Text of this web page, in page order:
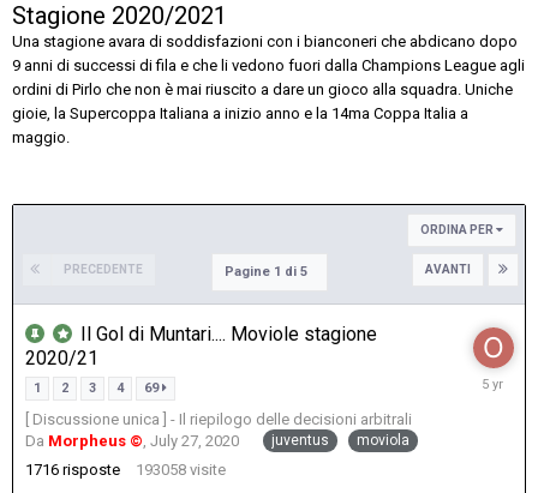
Stagione 2020/2021
Una stagione avara di soddisfazioni con i bianconeri che abdicano dopo
9 anni di successi di fila e che li vedono fuori dalla Champions League agli
ordini di Pirlo che non è mai riuscito a dare un gioco alla squadra. Uniche
gioie, la Supercoppa Italiana a inizio anno e la 14ma Coppa Italia a
maggio.
ORDINA PER
PRECEDENTE AVANTI
Pagine 1 di 5
Il Gol di Muntari.... Moviole stagione
2020/21
1 2 3 4 69
[ Discussione unica ] - Il riepilogo delle decisioni arbitrali
Da Morpheus ©, July 27, 2020 juventus moviola
1716 risposte 193058 visite
May